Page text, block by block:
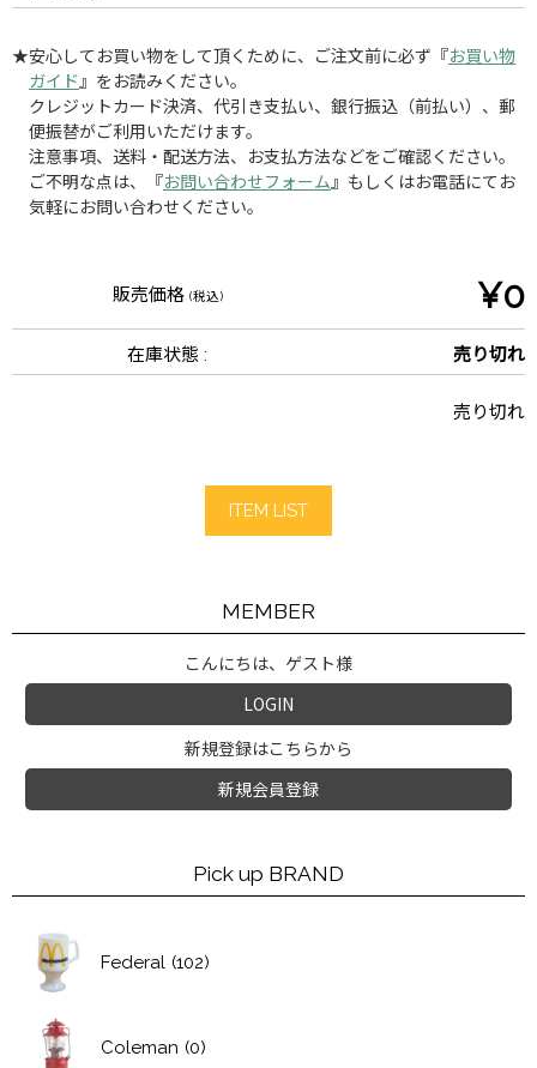
★安心してお買い物をして頂くために、ご注文前に必ず『お買い物
ガイド 』をお読みください。
クレジットカード決済、代引き支払い、銀行振込（前払い）、郵
便振替がご利用いただけます。
注意事項、送料・配送方法、お支払方法などをご確認ください。
ご不明な点は、『お問い合わせフォーム 』もしくはお電話にてお
気軽にお問い合わせください。
販売価格 (税込) ¥0
在庫状態 : 売り切れ
売り切れ
ITEM LIST
MEMBER
こんにちは、ゲスト様
LOGIN
新規登録はこちらから
新規会員登録
Pick up BRAND
Federal (102)
Coleman (0)